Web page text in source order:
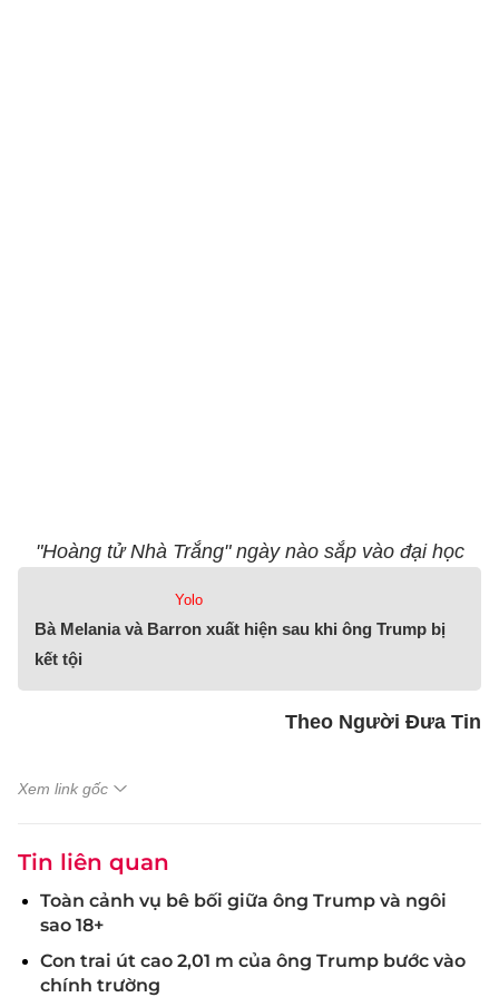
"Hoàng tử Nhà Trắng" ngày nào sắp vào đại học
Yolo
Bà Melania và Barron xuất hiện sau khi ông Trump bị
kết tội
Theo Người Đưa Tin
Xem link gốc
Tin liên quan
Toàn cảnh vụ bê bối giữa ông Trump và ngôi
sao 18+
Con trai út cao 2,01 m của ông Trump bước vào
chính trường